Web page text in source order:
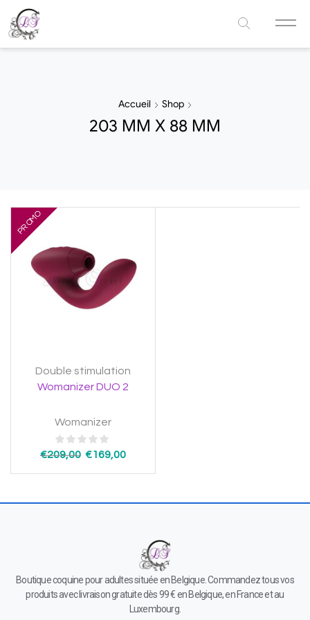
Accueil Shop
203 MM X 88 MM
PROMO
Double stimulation
Womanizer DUO 2
Womanizer
€209,00 €169,00
Boutique coquine pour adultes située en Belgique. Commandez tous vos
produits avec livraison gratuite dès 99 € en Belgique, en France et au
Luxembourg.